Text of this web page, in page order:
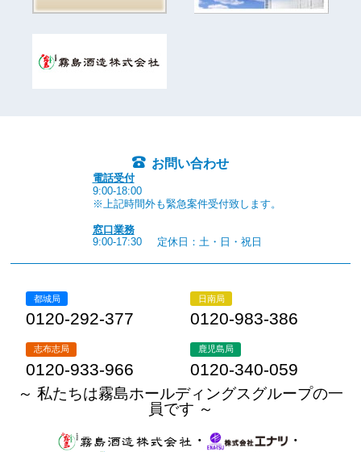
お問い合わせ
電話受付
9:00-18:00
※上記時間外も緊急案件受付致します。
窓口業務
9:00-17:30
定休日：土・日・祝日
都城局
0120-292-377
日南局
0120-983-386
志布志局
0120-933-966
鹿児島局
0120-340-059
～ 私たちは霧島ホールディングスグループの一
員です ～
・
・